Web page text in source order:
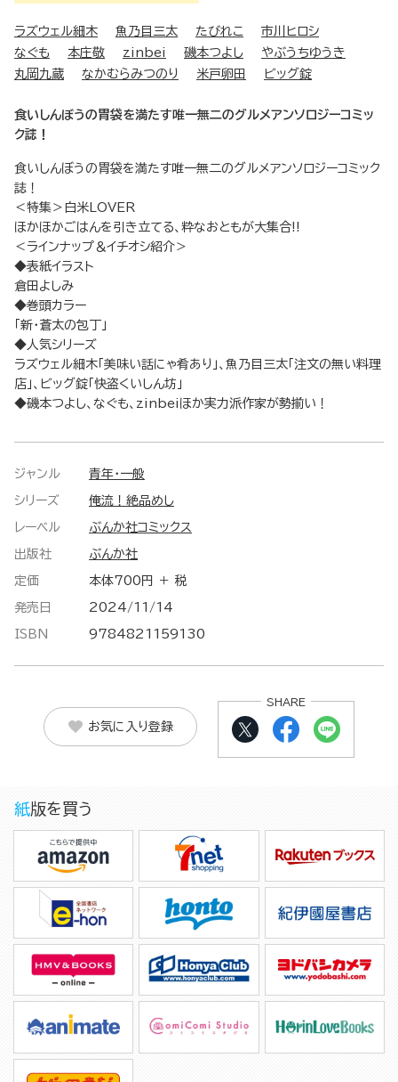
ラズウェル細木 魚乃目三太 たびれこ
市川ヒロシ
なぐも
本庄敬 zinbei 磯本つよし
やぶうちゆうき
丸岡九蔵
なかむらみつのり 米戸卵田 ビッグ錠
食いしんぼうの胃袋を満たす唯一無二のグルメアンソロジーコミッ
ク誌！
食いしんぼうの胃袋を満たす唯一無二のグルメアンソロジーコミック
誌！
＜特集＞白米LOVER
ほかほかごはんを引き立てる、粋なおともが大集合!!
＜ラインナップ＆イチオシ紹介＞
◆表紙イラスト
倉田よしみ
◆巻頭カラー
「新・蒼太の包丁」
◆人気シリーズ
ラズウェル細木「美味い話にゃ肴あり」、魚乃目三太「注文の無い料理
店」、ビッグ錠「快盗くいしん坊」
◆磯本つよし、なぐも、zinbeiほか実力派作家が勢揃い！
ジャンル 青年・一般
シリーズ 俺流！絶品めし
レーベル ぶんか社コミックス
出版社 ぶんか社
定価 本体700円 ＋ 税
発売日 2024/11/14
ISBN 9784821159130
お気に入り登録
SHARE
紙版を買う